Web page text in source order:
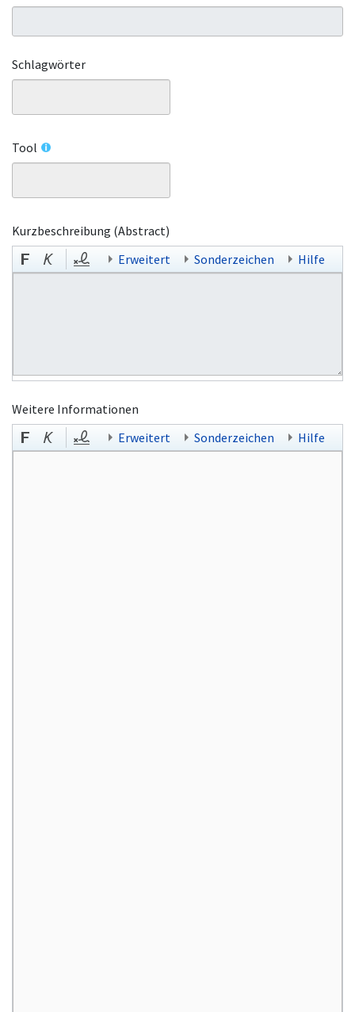
Schlagwörter
Tool
Kurzbeschreibung (Abstract)
Erweitert
Sonderzeichen Hilfe
Weitere Informationen
Erweitert
Sonderzeichen Hilfe